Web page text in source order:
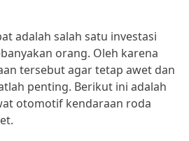
adalah salah satu investasi
orang. Oleh karena
tersebut agar tetap awet dan
penting. Berikut ini adalah
otomotif kendaraan roda